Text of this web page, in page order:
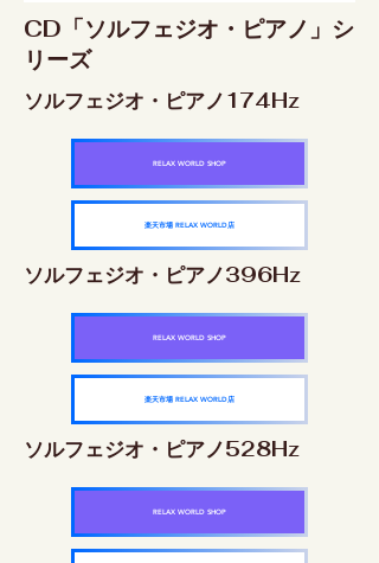
CD「ソルフェジオ・ピアノ」シ
リーズ
ソルフェジオ・ピアノ174Hz
RELAX WORLD SHOP
楽天市場 RELAX WORLD店
ソルフェジオ・ピアノ396Hz
RELAX WORLD SHOP
楽天市場 RELAX WORLD店
ソルフェジオ・ピアノ528Hz
RELAX WORLD SHOP